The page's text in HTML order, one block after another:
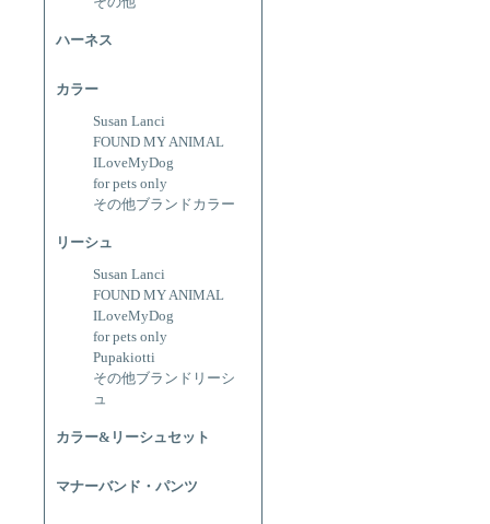
ハーネス
カラー
Susan Lanci
FOUND MY ANIMAL
ILoveMyDog
for pets only
その他ブランドカラー
リーシュ
Susan Lanci
FOUND MY ANIMAL
ILoveMyDog
for pets only
Pupakiotti
その他ブランドリーシ
ュ
カラー&リーシュセット
マナーバンド・パンツ